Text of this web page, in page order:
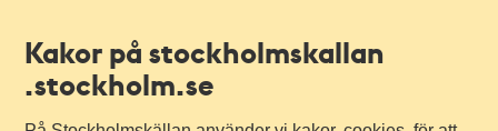
Kakor på stockholmskallan
.stockholm.se